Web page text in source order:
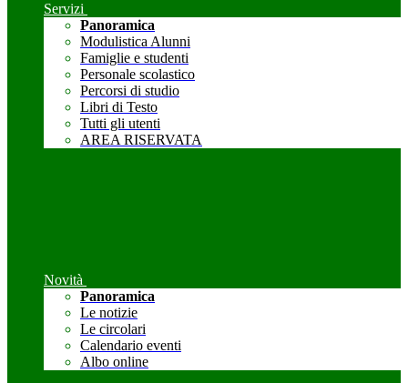
Servizi
Panoramica
Modulistica Alunni
Famiglie e studenti
Personale scolastico
Percorsi di studio
Libri di Testo
Tutti gli utenti
AREA RISERVATA
Novità
Panoramica
Le notizie
Le circolari
Calendario eventi
Albo online